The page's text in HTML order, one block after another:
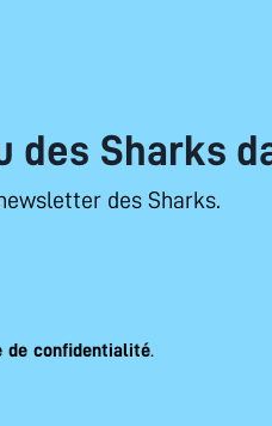
des Sharks
des Sharks.
de confidentialité.